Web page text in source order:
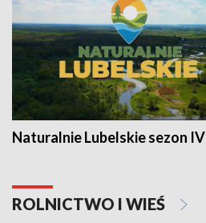
Naturalnie Lubelskie sezon IV
ROLNICTWO I WIEŚ